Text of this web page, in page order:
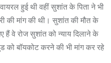
हुई थी वहीं सुशांत के पिता ने भी
की मांग की थी। सुशांत की मौत के
वे रोज सुशांत को न्याय दिलाने के
को बॉयकोट करने की भी मांग कर रहे